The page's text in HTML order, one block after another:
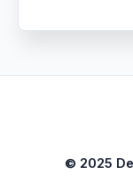
© 2025